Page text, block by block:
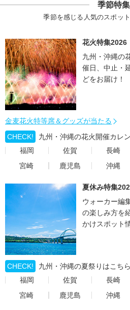
季節特集
季節を感じる人気のスポッ
花火特集2026
九州・沖縄の
催日、中止・
どをお届け！
金麦花火特等席＆グッズが当たる
CHECK!
九州・沖縄の花火開催カレ
福岡
佐賀 長崎
宮崎
鹿児島 沖縄
夏休み特集
ウォーカー編
の楽しみ方を
かけスポット
CHECK!
九州・沖縄の夏祭りはこちら
福岡
佐賀 長崎
宮崎
鹿児島 沖縄